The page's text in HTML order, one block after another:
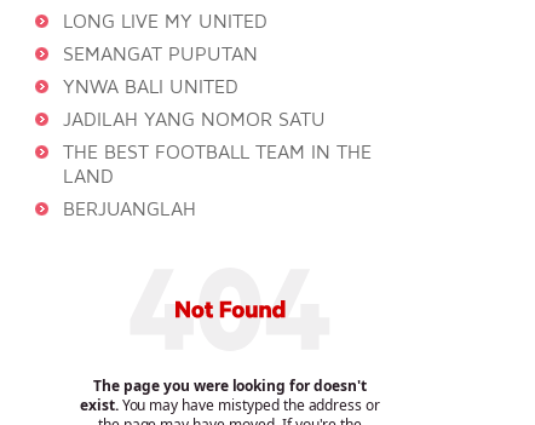
LONG LIVE MY UNITED
SEMANGAT PUPUTAN
YNWA BALI UNITED
JADILAH YANG NOMOR SATU
THE BEST FOOTBALL TEAM IN THE
LAND
BERJUANGLAH